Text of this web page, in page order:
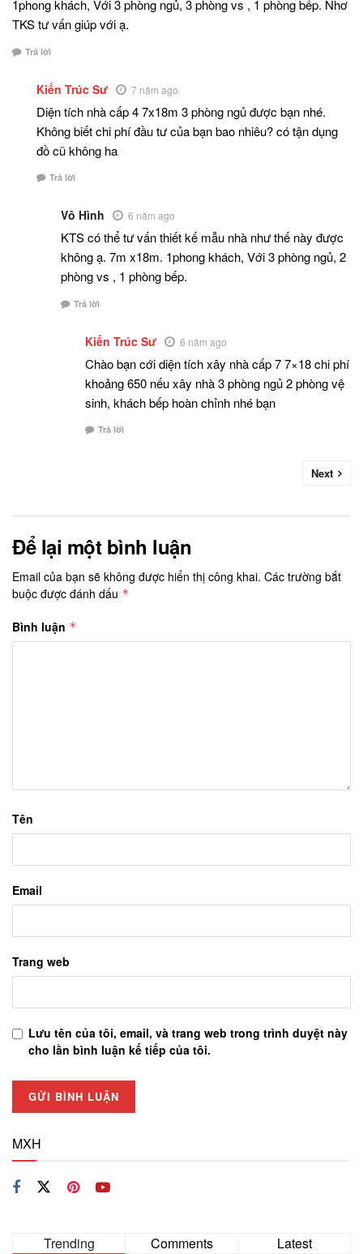
1phong khách, Với 3 phòng ngủ, 3 phòng vs , 1 phòng bếp. Nhơ
TKS tư vấn giúp với ạ.
Trả lời
Kiến Trúc Sư 7 năm ago
Diện tích nhà cấp 4 7x18m 3 phòng ngủ được bạn nhé.
Không biết chi phí đầu tư của bạn bao nhiêu? có tận dụng
đồ cũ không ha
Trả lời
Vô Hình 6 năm ago
KTS có thể tư vấn thiết kế mẫu nhà như thế này được
không ạ. 7m x18m. 1phong khách, Với 3 phòng ngủ, 2
phòng vs , 1 phòng bếp.
Trả lời
Kiến Trúc Sư 6 năm ago
Chào bạn cới diện tích xây nhà cấp 7 7×18 chi phí
khoảng 650 nếu xây nhà 3 phòng ngủ 2 phòng vệ
sinh, khách bếp hoàn chỉnh nhé bạn
Trả lời
Next
Để lại một bình luận
Email của bạn sẽ không được hiển thị công khai. Các trường bắt
buộc được đánh dấu *
Bình luận *
Tên
Email
Trang web
Lưu tên của tôi, email, và trang web trong trình duyệt này
cho lần bình luận kế tiếp của tôi.
MXH
Trending Comments Latest